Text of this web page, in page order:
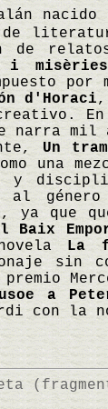
nacido
de
de
i
d'Horaci,
En
narra
Un
una
y
al
ya que
Baix
La
sin
a
con la